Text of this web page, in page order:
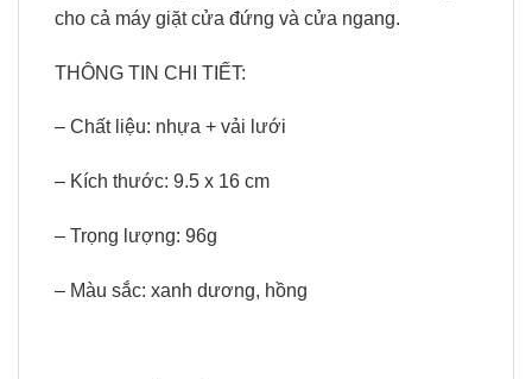
cho cả máy giặt cửa đứng và cửa ngang.
THÔNG TIN CHI TIẾT:
– Chất liệu: nhựa + vải lưới
– Kích thước: 9.5 x 16 cm
– Trọng lượng: 96g
– Màu sắc: xanh dương, hồng